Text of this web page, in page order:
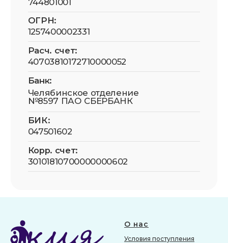
О нас
Условия поступления
АНО по оказанию медицинской и
реабилитационной помощи «Служба
милосердия «КИЯ» зарегистрирована в
Роскомнадзоре в реестре операторов,
осуществляющих обработку персональных
данных на основании Приказа № 81 от
Все фотографии физических лиц размещены с
их письменного согласия (для
несовершеннолетних — с согласия законных
представителей) в соответствии со ст. 152.1 ГК
РФ и 152-ФЗ «О персональных данных».
Передача и использование изображений
третьими лицами в рекламных и/или
коммерческих целях без отдельного
письменного согласия самих физических лиц
(или их законных представителей) не
допускаются.